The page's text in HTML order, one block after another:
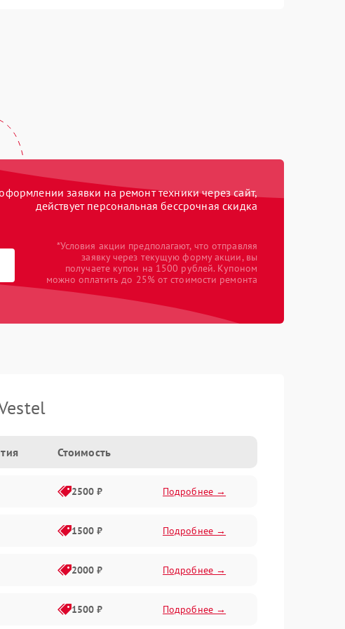
заявки на ремонт техники через сайт,
действует персональная бессрочная скидка
*Условия акции предполагают, что отправляя
заявку через текущую форму акции, вы
получаете купон на 1500 рублей. Купоном
можно оплатить до 25% от стоимости ремонта
Стоимость
2500 ₽ Подробнее →
1500 ₽ Подробнее →
2000 ₽ Подробнее →
1500 ₽ Подробнее →